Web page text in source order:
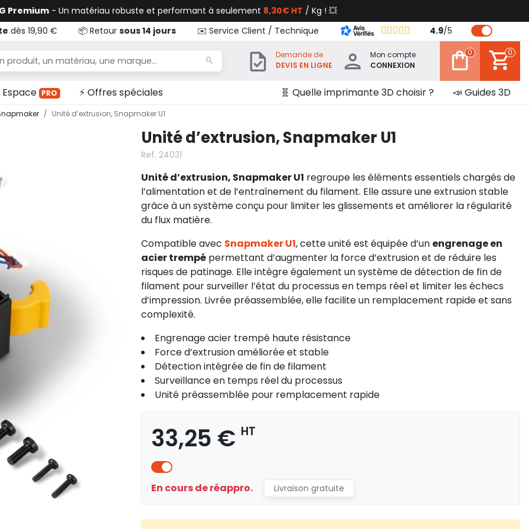
Premium - Un matériau robuste et performant à seulement 8,30€ HT / Kg ! 💥
dès 19,90 € 📦 Retour sous 14 jours ✉️ Service Client / Technique 4.9/5
Demande de
DEVIS EN LIGNE
Mon compte
CONNEXION
0 0
Espace PRO ⚡ Offres spéciales 🧬 Quelle imprimante 3D choisir ? 📣 Guides 3D
Unité d’extrusion, Snapmaker U1
Unité d’extrusion, Snapmaker U1
Ref. 24031
Unité d’extrusion, Snapmaker U1 regroupe les éléments essentiels chargés de
l’alimentation et de l’entraînement du filament. Elle assure une extrusion stable
grâce à un système conçu pour limiter les glissements et améliorer la régularité
du flux matière.
Compatible avec Snapmaker U1, cette unité est équipée d’un engrenage en
acier trempé permettant d’augmenter la force d’extrusion et de réduire les
risques de patinage. Elle intègre également un système de détection de fin de
filament pour surveiller l’état du processus en temps réel et limiter les échecs
d’impression. Livrée préassemblée, elle facilite un remplacement rapide et sans
complexité.
Engrenage acier trempé haute résistance
Force d’extrusion améliorée et stable
Détection intégrée de fin de filament
Surveillance en temps réel du processus
Unité préassemblée pour remplacement rapide
33,25 € HT
En cours de réappro. Livraison gratuite